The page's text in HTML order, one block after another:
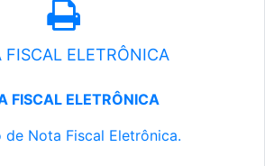
FISCAL ELETRÔNICA
FISCAL ELETRÔNICA
de Nota Fiscal Eletrônica.